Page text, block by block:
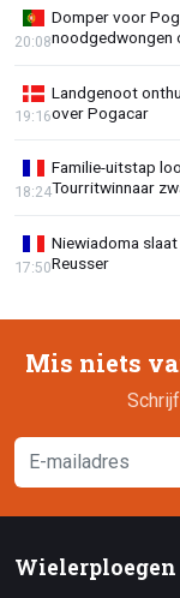
Domper voor
noodgedwongen
20:08
Landgenoot
over Pogacar
19:16
Familie-uitstap
Tourritwinnaar
18:24
Niewiadoma
Reusser
17:50
Mis niets
Wielerploegen